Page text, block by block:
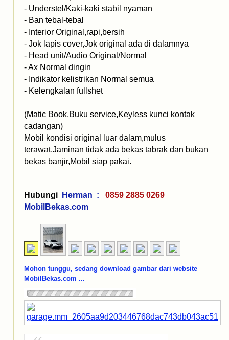
- Understel/Kaki-kaki stabil nyaman
- Ban tebal-tebal
- Interior Original,rapi,bersih
- Jok lapis cover,Jok original ada di dalamnya
- Head unit/Audio Original/Normal
- Ax Normal dingin
- Indikator kelistrikan Normal semua
- Kelengkalan fullshet
(Matic Book,Buku service,Keyless kunci kontak
cadangan)
Mobil kondisi original luar dalam,mulus
terawat,Jaminan tidak ada bekas tabrak dan bukan
bekas banjir,Mobil siap pakai.
Hubungi Herman :
0859 2885 0269
MobilBekas.com
Mohon tunggu, sedang download gambar dari website
MobilBekas.com ...